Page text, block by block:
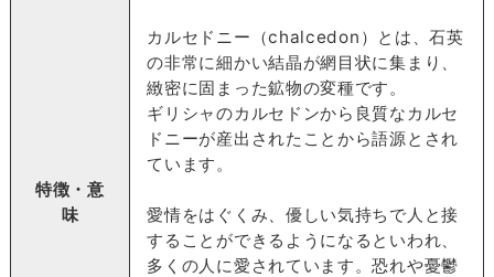
特徴・意
味
カルセドニー（chalcedon）とは、石英
の非常に細かい結晶が網目状に集まり、
緻密に固まった鉱物の変種です。
ギリシャのカルセドンから良質なカルセ
ドニーが産出されたことから語源とされ
ています。
愛情をはぐくみ、優しい気持ちで人と接
することができるようになるといわれ、
多くの人に愛されています。恐れや憂鬱